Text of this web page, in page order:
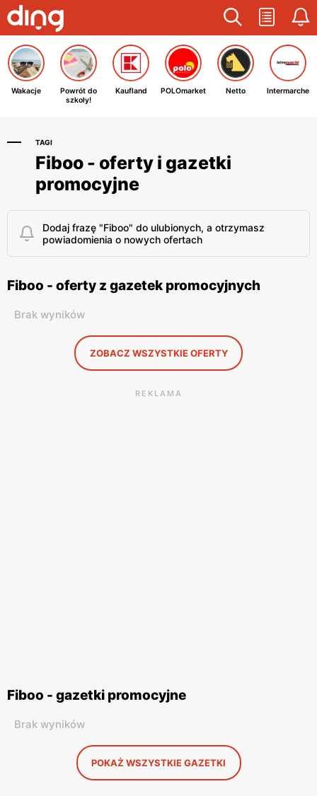
Wakacje
Powrót do
szkoły!
Kaufland POLOmarket Netto Intermarche
TAGI
Fiboo - oferty i gazetki
promocyjne
Dodaj frazę "Fiboo" do ulubionych, a otrzymasz
powiadomienia o nowych ofertach
Fiboo - oferty z gazetek promocyjnych
Brak wyników
ZOBACZ WSZYSTKIE OFERTY
REKLAMA
Fiboo - gazetki promocyjne
Brak wyników
POKAŻ WSZYSTKIE GAZETKI